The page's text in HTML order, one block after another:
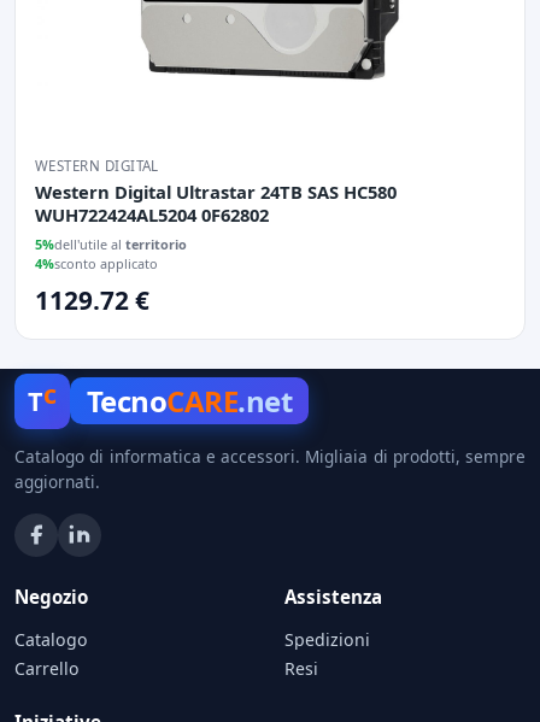
WESTERN DIGITAL
Western Digital Ultrastar 24TB SAS HC580
WUH722424AL5204 0F62802
5%dell'utile al territorio
4%sconto applicato
1129.72 €
Tc TecnoCARE.net
Catalogo di informatica e accessori. Migliaia di prodotti, sempre
aggiornati.
Negozio
Catalogo
Carrello
Assistenza
Spedizioni
Resi